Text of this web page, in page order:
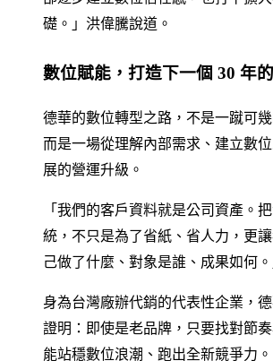
礎。」洪偉騰說道。
數位賦能，打造下一個 30 年
德華的數位轉型之路，不是一蹴可幾
而是一場從理解內部需求、建立數
展的營運升級。
「我們的客戶資料就是公司資產。
統，不只是為了省紙、省人力，更
己做了什麼、對象是誰、成果如何
身為台灣廠辦代銷的代表性企業，
證明：即使是老品牌，只要找對節
能站穩數位浪潮、跑出全新競爭力。